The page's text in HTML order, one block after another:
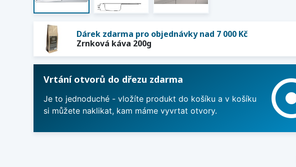
Dárek zdarma pro objednávky nad 7 000 Kč
Zrnková káva 200g
Vrtání otvorů do dřezu zdarma
Je to jednoduché - vložíte produkt do košíku a v košíku
si můžete naklikat, kam máme vyvrtat otvory.